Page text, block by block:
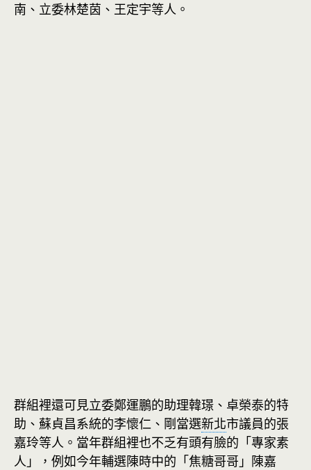
南、立委林楚茵、王定宇等人。
群組裡還可見立委鄭運鵬的助理韓璟、卓榮泰的特
助、蘇貞昌系統的李懷仁、剛當選新北市議員的張
嘉玲等人。當年群組裡也不乏有頭有臉的「專家素
人」，例如今年輔選陳時中的「焦糖哥哥」陳嘉